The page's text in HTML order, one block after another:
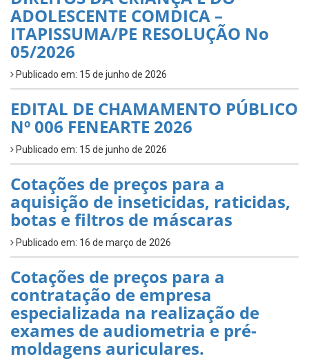
ADOLESCENTE COMDICA –
ITAPISSUMA/PE RESOLUÇÃO No
05/2026
Publicado em: 15 de junho de 2026
EDITAL DE CHAMAMENTO PÚBLICO
Nº 006 FENEARTE 2026
Publicado em: 15 de junho de 2026
Cotações de preços para a
aquisição de inseticidas, raticidas,
botas e filtros de máscaras
Publicado em: 16 de março de 2026
Cotações de preços para a
contratação de empresa
especializada na realização de
exames de audiometria e pré-
moldagens auriculares.